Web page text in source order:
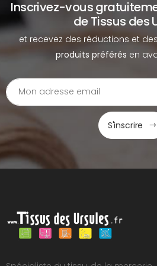
Inscrivez-vous
de Tissus des
et recevez des réductions et
produits préférés en
S'inscrire